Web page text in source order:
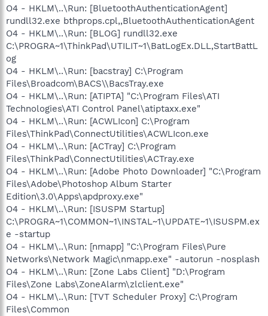
O4 - HKLM\..\Run: [BluetoothAuthenticationAgent]
rundll32.exe bthprops.cpl,,BluetoothAuthenticationAgent
O4 - HKLM\..\Run: [BLOG] rundll32.exe
C:\PROGRA~1\ThinkPad\UTILIT~1\BatLogEx.DLL,StartBattL
og
O4 - HKLM\..\Run: [bacstray] C:\Program
Files\Broadcom\BACS\\BacsTray.exe
O4 - HKLM\..\Run: [ATIPTA] "C:\Program Files\ATI
Technologies\ATI Control Panel\atiptaxx.exe"
O4 - HKLM\..\Run: [ACWLIcon] C:\Program
Files\ThinkPad\ConnectUtilities\ACWLIcon.exe
O4 - HKLM\..\Run: [ACTray] C:\Program
Files\ThinkPad\ConnectUtilities\ACTray.exe
O4 - HKLM\..\Run: [Adobe Photo Downloader] "C:\Program
Files\Adobe\Photoshop Album Starter
Edition\3.0\Apps\apdproxy.exe"
O4 - HKLM\..\Run: [ISUSPM Startup]
C:\PROGRA~1\COMMON~1\INSTAL~1\UPDATE~1\ISUSPM.ex
e -startup
O4 - HKLM\..\Run: [nmapp] "C:\Program Files\Pure
Networks\Network Magic\nmapp.exe" -autorun -nosplash
O4 - HKLM\..\Run: [Zone Labs Client] "D:\Program
Files\Zone Labs\ZoneAlarm\zlclient.exe"
O4 - HKLM\..\Run: [TVT Scheduler Proxy] C:\Program
Files\Common